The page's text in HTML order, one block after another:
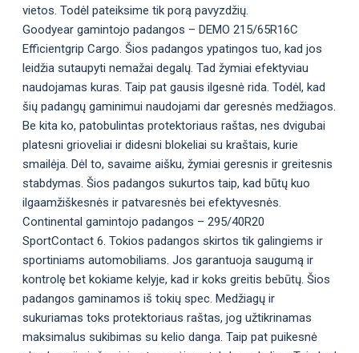
vietos. Todėl pateiksime tik porą pavyzdžių.
Goodyear gamintojo padangos – DEMO 215/65R16C
Efficientgrip Cargo. Šios padangos ypatingos tuo, kad jos
leidžia sutaupyti nemažai degalų. Tad žymiai efektyviau
naudojamas kuras. Taip pat gausis ilgesnė rida. Todėl, kad
šių padangų gaminimui naudojami dar geresnės medžiagos.
Be kita ko, patobulintas protektoriaus raštas, nes dvigubai
platesni grioveliai ir didesni blokeliai su kraštais, kurie
smailėja. Dėl to, savaime aišku, žymiai geresnis ir greitesnis
stabdymas. Šios padangos sukurtos taip, kad būtų kuo
ilgaamžiškesnės ir patvaresnės bei efektyvesnės.
Continental gamintojo padangos – 295/40R20
SportContact 6. Tokios padangos skirtos tik galingiems ir
sportiniams automobiliams. Jos garantuoja saugumą ir
kontrolę bet kokiame kelyje, kad ir koks greitis bebūtų. Šios
padangos gaminamos iš tokių spec. Medžiagų ir
sukuriamas toks protektoriaus raštas, jog užtikrinamas
maksimalus sukibimas su kelio danga. Taip pat puikesnė